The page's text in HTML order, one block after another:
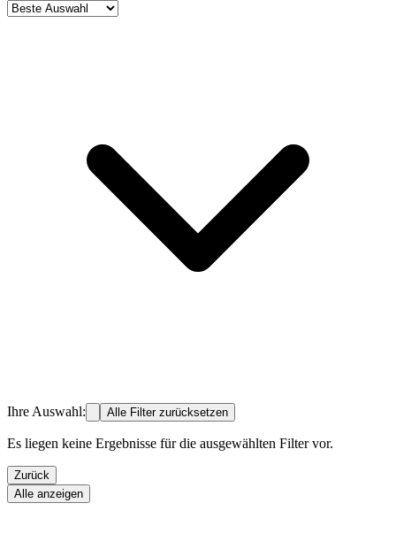
Ihre Auswahl: Alle Filter zurücksetzen
Es liegen keine Ergebnisse für die ausgewählten Filter vor.
Zurück
Alle anzeigen